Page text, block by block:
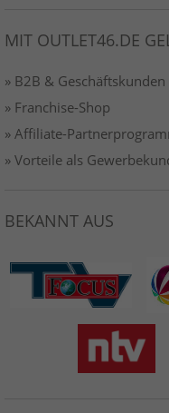
MIT OUTLET46.DE
» B2B & Geschäftskunden
» Franchise-Shop
» Affiliate-
» Vorteile als
BEKANNT AUS